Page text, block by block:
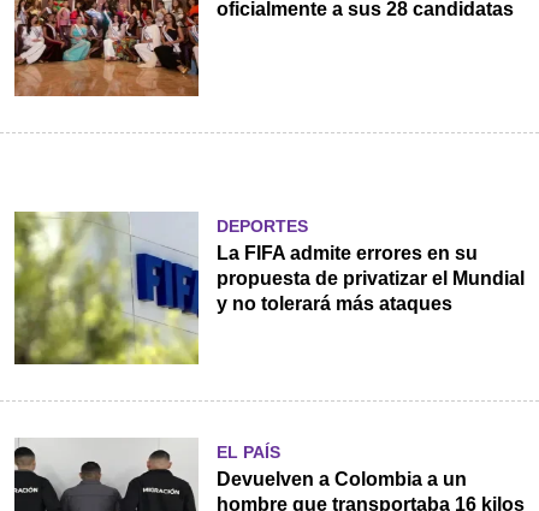
oficialmente a sus 28 candidatas
DEPORTES
La FIFA admite errores en su
propuesta de privatizar el Mundial
y no tolerará más ataques
EL PAÍS
Devuelven a Colombia a un
hombre que transportaba 16 kilos